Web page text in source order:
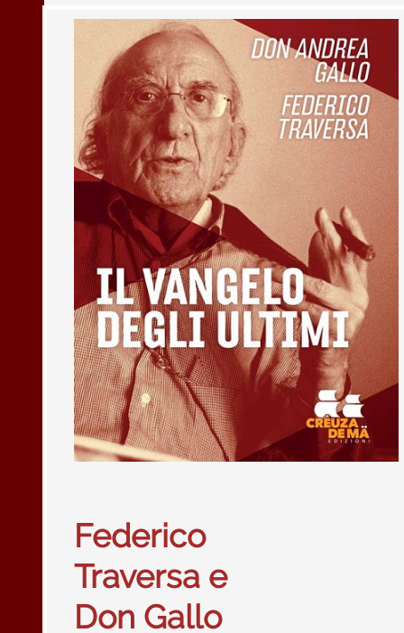
Federico
Traversa e
Don Gallo